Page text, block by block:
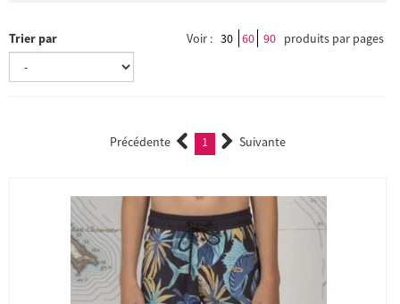
Trier par Voir : 30 60 90 produits par pages
Précédente 1 (current)Suivante